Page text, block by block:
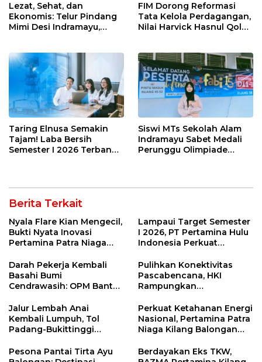
Lezat, Sehat, dan
Ekonomis: Telur Pindang
Mimi Desi Indramayu,
Ketagihan!
FIM Dorong Reformasi
Tata Kelola Perdagangan,
Nilai Harvick Hasnul Qolbi
Taring Elnusa Semakin
Tajam! Laba Bersih
Semester I 2026 Terbang
Siswi MTs Sekolah Alam
Indramayu Sabet Medali
Perunggu Olimpiade
Berita Terkait
Nyala Flare Kian Mengecil,
Bukti Nyata Inovasi
Pertamina Patra Niaga
Net Zero Emission 2060
Lampaui Target Semester
I 2026, PT Pertamina Hulu
Indonesia Perkuat
Nasional Lewat Inovasi &
Keselamatan Kerja
Darah Pekerja Kembali
Basahi Bumi
Cendrawasih: OPM Bantai
di Tolikara!
Pulihkan Konektivitas
Pascabencana, HKI
Rampungkan
Lembah Anai dan Malalak
Jalur Lembah Anai
Kembali Lumpuh, Tol
Padang-Bukittinggi
Strategis
Perkuat Ketahanan Energi
Nasional, Pertamina Patra
Niaga Kilang Balongan
Jetty Propylene
Pesona Pantai Tirta Ayu
Berdayakan Eks TKW,